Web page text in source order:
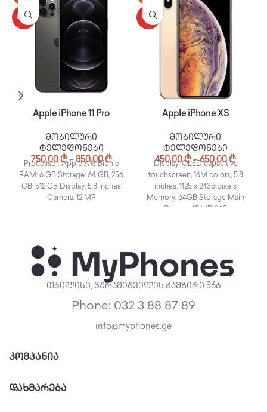
HOT
Apple iPhone 11 Pro
მობილური
ტელეფონები
750,00₾ – 850,00₾
Processor: Apple A13 Bionic
RAM: 6 GB Storage: 64 GB, 256
GB, 512 GB Display: 5.8 inches
Camera: 12 MP
HOT
Apple iPhone XS
მობილური
ტელეფონები
450,00₾ – 650,00₾
Display: OLED capacitive
touchscreen, 16M colors, 5.8
inches, 1125 x 2436 pixels
Memory: 64GB Storage Main
თბილისი, გურამიშვილის გამზირი 56ბ
Phone: 032 3 88 87 89
info@myphones.ge
ᲙᲝᲛᲞᲐᲜᲘᲐ
ᲓᲐᲮᲛᲐᲠᲔᲑᲐ